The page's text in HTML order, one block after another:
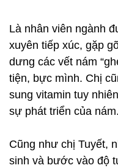
Là nhân viên ngành
xuyên tiếp xúc, gặp
dưng các vết nám
tiện, bực mình. Chị
sung vitamin tuy
sự phát triển của nám.
Cũng như chị Tuyết,
sinh và bước vào độ